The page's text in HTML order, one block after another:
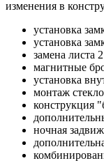
изменения в
установка
установка
замена листа
магнитные
установка
монтаж
конструкция
ночная